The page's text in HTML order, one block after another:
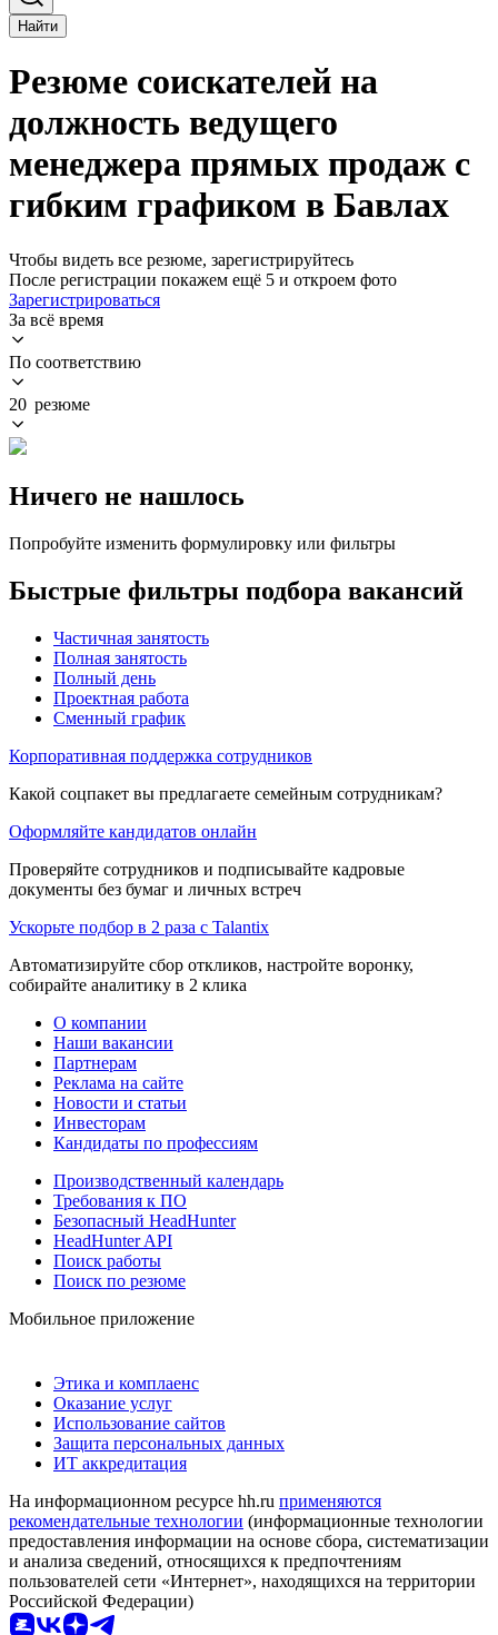
Найти
Резюме соискателей на
должность ведущего
менеджера прямых продаж с
гибким графиком в Бавлах
Чтобы видеть все резюме, зарегистрируйтесь
После регистрации покажем ещё 5 и откроем фото
Зарегистрироваться
За всё время
По соответствию
20 резюме
Ничего не нашлось
Попробуйте изменить формулировку или фильтры
Быстрые фильтры подбора вакансий
Частичная занятость
Полная занятость
Полный день
Проектная работа
Сменный график
Корпоративная поддержка сотрудников
Какой соцпакет вы предлагаете семейным сотрудникам?
Оформляйте кандидатов онлайн
Проверяйте сотрудников и подписывайте кадровые
документы без бумаг и личных встреч
Ускорьте подбор в 2 раза с Talantix
Автоматизируйте сбор откликов, настройте воронку,
собирайте аналитику в 2 клика
О компании
Наши вакансии
Партнерам
Реклама на сайте
Новости и статьи
Инвесторам
Кандидаты по профессиям
Производственный календарь
Требования к ПО
Безопасный HeadHunter
HeadHunter API
Поиск работы
Поиск по резюме
Мобильное приложение
Этика и комплаенс
Оказание услуг
Использование сайтов
Защита персональных данных
ИТ аккредитация
На информационном ресурсе hh.ru применяются
рекомендательные технологии (информационные технологии
предоставления информации на основе сбора, систематизации
и анализа сведений, относящихся к предпочтениям
пользователей сети «Интернет», находящихся на территории
Российской Федерации)